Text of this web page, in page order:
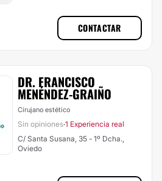
CONTACTAR
DR. FRANCISCO
MENÉNDEZ-GRAIÑO
Cirujano estético
Sin opiniones·1 Experiencia real
C/ Santa Susana, 35 - 1º Dcha.,
Oviedo